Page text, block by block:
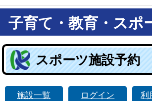
子育て・教育・スポ
スポーツ施設予約
施設一覧 ログイン 利